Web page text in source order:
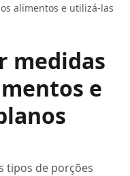
alimentos e utilizá-las
medidas
e
tipos de porções